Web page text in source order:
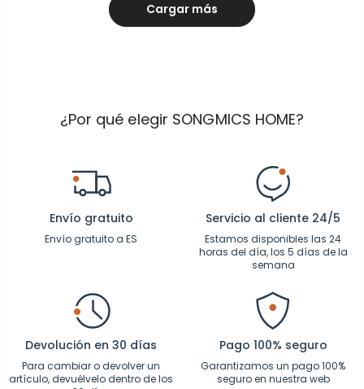
Cargar más
¿Por qué elegir SONGMICS HOME?
Envío gratuito
Envío gratuito a ES
Servicio al cliente 24/5
Estamos disponibles las 24
horas del día, los 5 días de la
semana
Devolución en 30 días
Para cambiar o devolver un
artículo, devuélvelo dentro de los
Pago 100% seguro
Garantizamos un pago 100%
seguro en nuestra web